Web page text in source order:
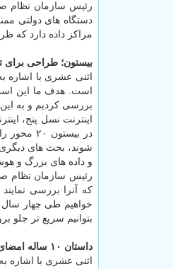
رئیس سازمان نظام
دستگاه های دولتی
مراكز داده دارد كه
بیستون؛ طراحی برای
اثنی عشری با اشاره
بررسی كردیم و به این
اینترنت نسل پنج،
و داده های بزرگ و
رئیس سازمان نظام
كه آنرا بررسی
خواهیم طی چهار سال
بتوانیم سریع تر جلو
داستان ۱۰ ساله امضای الكترونیك